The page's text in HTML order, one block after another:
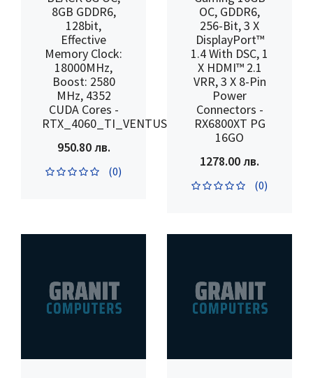
8GB GDDR6,
128bit,
Effective
Memory Clock:
18000MHz,
Boost: 2580
MHz, 4352
CUDA Cores -
RTX_4060_TI_VENTUS_2X_BLACK_8G_OC
950.80 лв.
(0)
OC, GDDR6,
256-Bit, 3 X
DisplayPort™
1.4 With DSC, 1
X HDMI™ 2.1
VRR, 3 X 8-Pin
Power
Connectors -
RX6800XT PG
16GO
1278.00 лв.
(0)